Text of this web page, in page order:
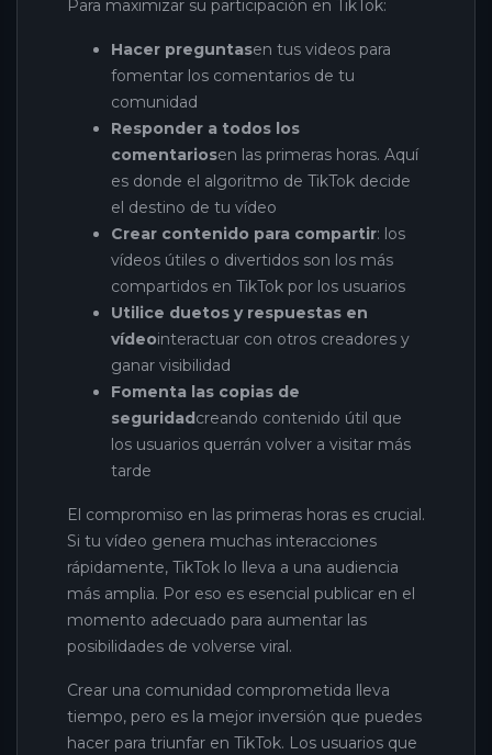
Para maximizar su participación en TikTok:
Hacer preguntasen tus videos para
fomentar los comentarios de tu
comunidad
Responder a todos los
comentariosen las primeras horas. Aquí
es donde el algoritmo de TikTok decide
el destino de tu vídeo
Crear contenido para compartir: los
vídeos útiles o divertidos son los más
compartidos en TikTok por los usuarios
Utilice duetos y respuestas en
vídeointeractuar con otros creadores y
ganar visibilidad
Fomenta las copias de
seguridadcreando contenido útil que
los usuarios querrán volver a visitar más
tarde
El compromiso en las primeras horas es crucial.
Si tu vídeo genera muchas interacciones
rápidamente, TikTok lo lleva a una audiencia
más amplia. Por eso es esencial publicar en el
momento adecuado para aumentar las
posibilidades de volverse viral.
Crear una comunidad comprometida lleva
tiempo, pero es la mejor inversión que puedes
hacer para triunfar en TikTok. Los usuarios que